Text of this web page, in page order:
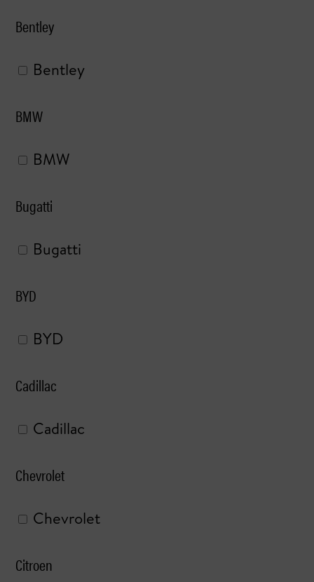
Bentley
Bentley
BMW
BMW
Bugatti
Bugatti
BYD
BYD
Cadillac
Cadillac
Chevrolet
Chevrolet
Citroen